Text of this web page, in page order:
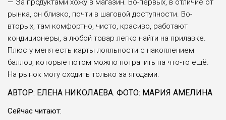
— За продуктами хожу в мага­зин. Во-первых, в отличие от
рын­ка, он близко, почти в шаговой до­ступности. Во-
вторых, там ком­фортно, чисто, красиво, работают
кондиционеры, а любой товар лег­ко найти на прилавке.
Плюс у ме­ня есть карты лояльности с нако­плением
баллов, которые потом можно потратить на что-то ещё.
На рынок могу сходить только за ягодами.
АВТОР: ЕЛЕНА НИКОЛАЕВА. ФОТО: МАРИЯ АМЕЛИНА
Сейчас читают: